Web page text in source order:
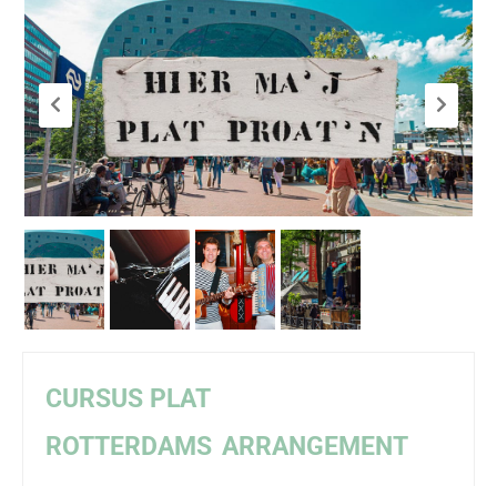
CURSUS PLAT
ROTTERDAMS ARRANGEMENT